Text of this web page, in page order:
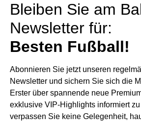
Bleiben Sie am
Newsletter für:
Besten Fußball!
Abonnieren Sie jetzt unseren
Newsletter und sichern Sie sich die
Erster über spannende neue
exklusive VIP-Highlights informiert
verpassen Sie keine Gelegenheit,